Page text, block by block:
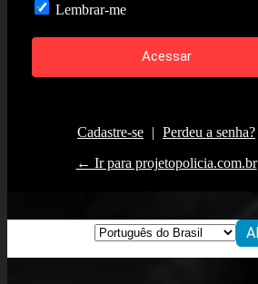
Lembrar-me
Cadastre-se | Perdeu a senha?
← Ir para projetopolicia.com.br